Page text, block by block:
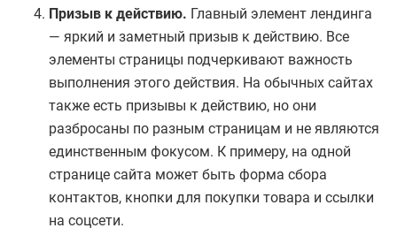
Призыв к действию. Главный элемент лендинга
— яркий и заметный призыв к действию. Все
элементы страницы подчеркивают важность
выполнения этого действия. На обычных сайтах
также есть призывы к действию, но они
разбросаны по разным страницам и не являются
единственным фокусом. К примеру, на одной
странице сайта может быть форма сбора
контактов, кнопки для покупки товара и ссылки
на соцсети.